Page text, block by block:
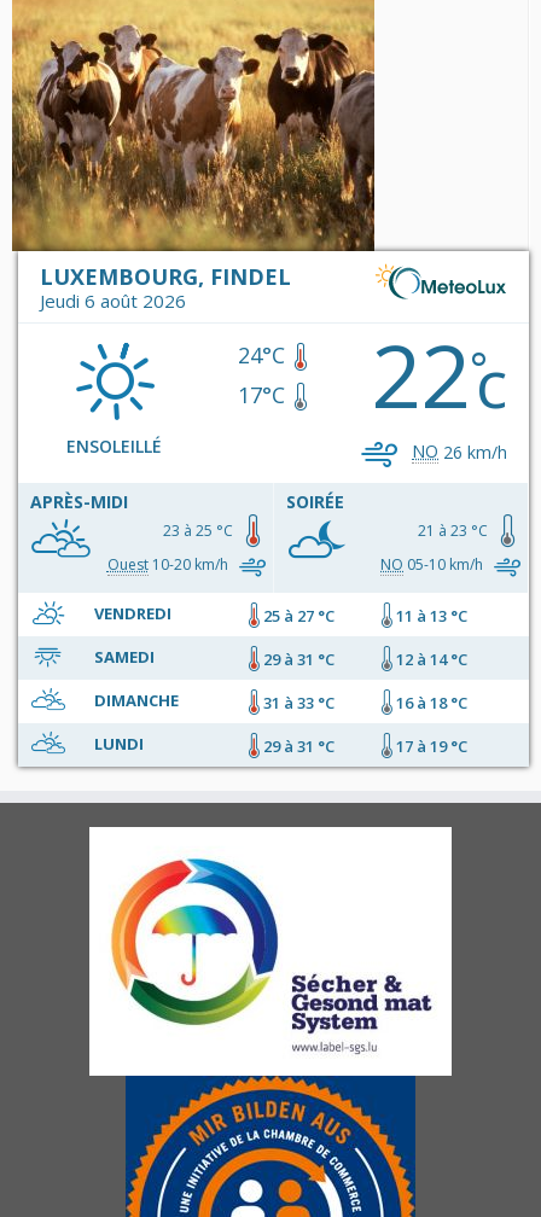
LUXEMBOURG, FINDEL
Jeudi 6 août 2026
ENSOLEILLÉ
24°C
17°C
22°c
NO 26 km/h
APRÈS-MIDI
23 à 25 °C
Ouest10-20 km/h
SOIRÉE
21 à 23 °C
NO 05-10 km/h
VENDREDI 25 à 27 °C
11 à 13 °C
SAMEDI
29 à 31 °C
12 à 14 °C
DIMANCHE
31 à 33 °C
16 à 18 °C
LUNDI
29 à 31 °C 17 à 19 °C